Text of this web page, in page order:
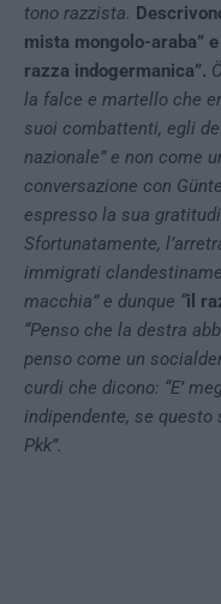
tono razzista.
mista mongolo-araba”
razza indogermanica”.
la falce e martello che
suoi combattenti, egli
nazionale” e non come
conversazione con
espresso la sua
Sfortunatamente,
immigrati
macchia” e dunque “il
“Penso che la destra
penso come un
curdi che dicono: “E’
indipendente, se
Pkk”.